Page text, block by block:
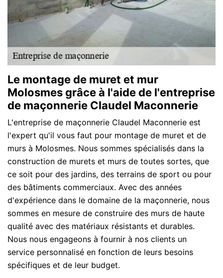
Le montage de muret et mur
Molosmes grâce à l'aide de l'entreprise
de maçonnerie Claudel Maconnerie
L'entreprise de maçonnerie Claudel Maconnerie est
l'expert qu'il vous faut pour montage de muret et de
murs à Molosmes. Nous sommes spécialisés dans la
construction de murets et murs de toutes sortes, que
ce soit pour des jardins, des terrains de sport ou pour
des bâtiments commerciaux. Avec des années
d'expérience dans le domaine de la maçonnerie, nous
sommes en mesure de construire des murs de haute
qualité avec des matériaux résistants et durables.
Nous nous engageons à fournir à nos clients un
service personnalisé en fonction de leurs besoins
spécifiques et de leur budget.